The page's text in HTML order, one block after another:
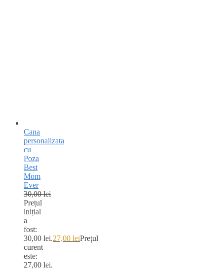
Cana
personalizata
cu
Poza
Best
Mom
Ever
30,00lei
Prețul
inițial
a
fost:
30,00 lei.27,00 leiPrețul
curent
este:
27,00 lei.